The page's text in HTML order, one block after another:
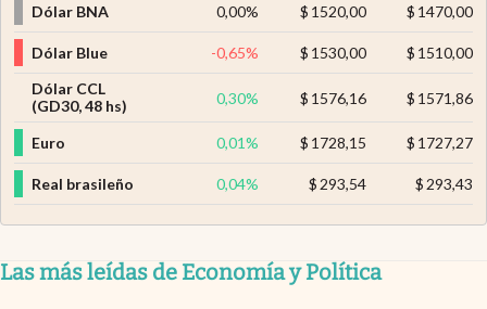
Dólar BNA
0,00% $ 1520,00 $ 1470,00
Dólar Blue -0,65% $ 1530,00 $ 1510,00
Dólar CCL
(GD30, 48 hs)
0,30% $ 1576,16 $ 1571,86
Euro 0,01% $ 1728,15 $ 1727,27
Real brasileño 0,04% $ 293,54 $ 293,43
Las más leídas de Economía y Política